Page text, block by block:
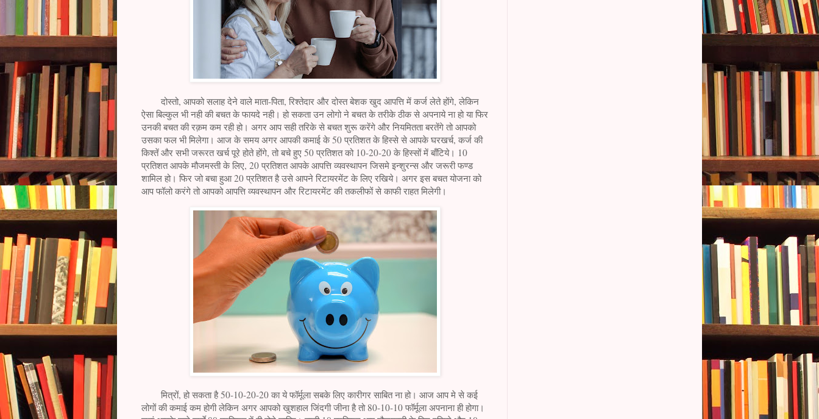
दोस्तो, आपको सलाह देने वाले माता-पिता, रिश्तेदार और दोस्त बेशक खुद आपत्ति में कर्ज लेते होंगे, लेकिन
ऐसा बिल्कुल भी नही की बचत के फायदे नही। हो सकता उन लोगो ने बचत के तरीके ठीक से अपनाये ना हो या फिर
उनकी बचत की रक़म कम रही हो। अगर आप सही तरिके से बचत शुरू करेंगे और नियमितता बरतेंगे तो आपको
उसका फल भी मिलेगा। आज के समय अगर आपकी कमाई के 50 प्रतिशत के हिस्से से आपके घरखर्च, कर्ज की
किश्तें और सभी जरूरत खर्च पूरे होते होंगे, तो बचे हुए 50 प्रतिशत को 10-20-20 के हिस्सों में बाँटिये। 10
प्रतिशत आपके मौजमस्ती के लिए, 20 प्रतिशत आपके आपत्ति व्यवस्थापन जिसमे इन्शुरन्स और जरूरी फण्ड
शामिल हो। फिर जो बचा हुआ 20 प्रतिशत है उसे आपने रिटायरमेंट के लिए रखिये। अगर इस बचत योजना को
आप फॉलो करंगे तो आपको आपत्ति व्यवस्थापन और रिटायरमेंट की तकलीफों से काफी राहत मिलेगी।
मित्रों, हो सकता है 50-10-20-20 का ये फॉर्मूला सबके लिए कारीगर साबित ना हो। आज आप मे से कई
लोगों की कमाई कम होगी लेकिन अगर आपको खुशहाल जिंदगी जीना है तो 80-10-10 फॉर्मूला अपनाना ही होगा।